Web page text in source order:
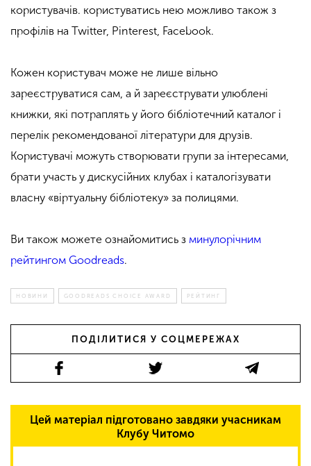
користувачів. користуватись нею можливо також з
профілів на Twitter, Pinterest, Facebook.
Кожен користувач може не лише вільно
зареєструватися сам, а й зареєструвати улюблені
книжки, які потраплять у його бібліотечний каталог і
перелік рекомендованої літератури для друзів.
Користувачі можуть створювати групи за інтересами,
брати участь у дискусійних клубах і каталогізувати
власну «віртуальну бібліотеку» за полицями.
Ви також можете ознайомитись з минулорічним
рейтингом Goodreads.
НОВИНИ GOODREADS CHOICE AWARD РЕЙТИНГ
ПОДІЛИТИСЯ У СОЦМЕРЕЖАХ
Цей матеріал підготовано завдяки учасникам
Клубу Читомо